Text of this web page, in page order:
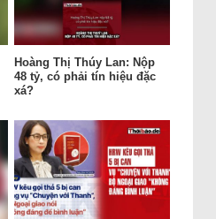
Hoàng Thị Thúy Lan: Nộp
48 tỷ, có phải tín hiệu đặc
xá?